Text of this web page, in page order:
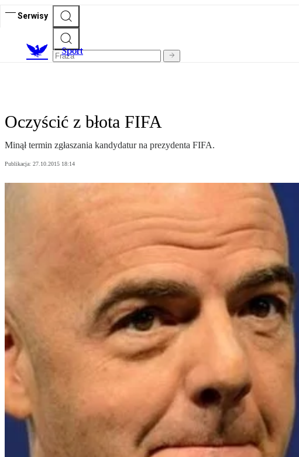
Serwisy
Sport
Oczyścić z błota FIFA
Minął termin zgłaszania kandydatur na prezydenta FIFA.
Publikacja: 27.10.2015 18:14